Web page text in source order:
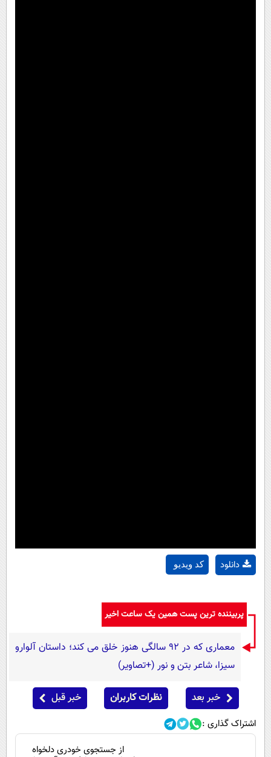
کد ویدیو دانلود
پربیننده ترین پست همین یک ساعت اخیر
معماری که در 92 سالگی هنوز خلق می کند؛ داستان آلوارو
سیزا، شاعر بتن و نور (+تصاویر)
خبر بعد نظرات کاربران خبر قبل
اشتراک گذاری :
از جستجوی خودری دلخواه